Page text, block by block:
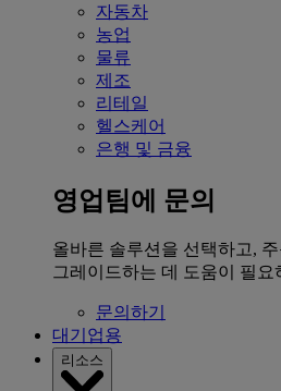
자동차
농업
물류
제조
리테일
헬스케어
은행 및 금융
영업팀에 문의
올바른 솔루션을 선택하고,
그레이드하는 데 도움이 필요
문의하기
대기업용
리소스